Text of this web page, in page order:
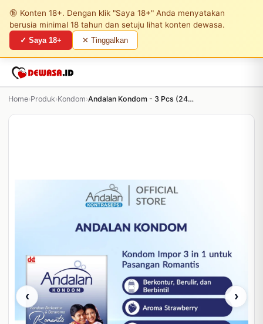
🔞 Konten 18+. Dengan klik "Saya 18+" Anda menyatakan
berusia minimal 18 tahun dan setuju lihat konten dewasa.
✓ Saya 18+ ✕ Tinggalkan
Home›Produk›Kondom› Andalan Kondom - 3 Pcs (24 Pack)
‹ ›